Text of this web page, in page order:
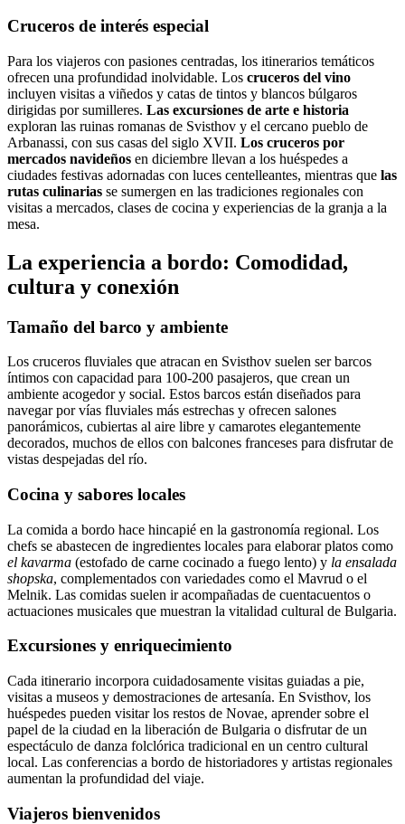
Cruceros de interés especial
Para los viajeros con pasiones centradas, los itinerarios temáticos
ofrecen una profundidad inolvidable. Los cruceros del vino
incluyen visitas a viñedos y catas de tintos y blancos búlgaros
dirigidas por sumilleres. Las excursiones de arte e historia
exploran las ruinas romanas de Svisthov y el cercano pueblo de
Arbanassi, con sus casas del siglo XVII. Los cruceros por
mercados navideños en diciembre llevan a los huéspedes a
ciudades festivas adornadas con luces centelleantes, mientras que las
rutas culinarias se sumergen en las tradiciones regionales con
visitas a mercados, clases de cocina y experiencias de la granja a la
mesa.
La experiencia a bordo: Comodidad,
cultura y conexión
Tamaño del barco y ambiente
Los cruceros fluviales que atracan en Svisthov suelen ser barcos
íntimos con capacidad para 100-200 pasajeros, que crean un
ambiente acogedor y social. Estos barcos están diseñados para
navegar por vías fluviales más estrechas y ofrecen salones
panorámicos, cubiertas al aire libre y camarotes elegantemente
decorados, muchos de ellos con balcones franceses para disfrutar de
vistas despejadas del río.
Cocina y sabores locales
La comida a bordo hace hincapié en la gastronomía regional. Los
chefs se abastecen de ingredientes locales para elaborar platos como
el kavarma (estofado de carne cocinado a fuego lento) y la ensalada
shopska, complementados con variedades como el Mavrud o el
Melnik. Las comidas suelen ir acompañadas de cuentacuentos o
actuaciones musicales que muestran la vitalidad cultural de Bulgaria.
Excursiones y enriquecimiento
Cada itinerario incorpora cuidadosamente visitas guiadas a pie,
visitas a museos y demostraciones de artesanía. En Svisthov, los
huéspedes pueden visitar los restos de Novae, aprender sobre el
papel de la ciudad en la liberación de Bulgaria o disfrutar de un
espectáculo de danza folclórica tradicional en un centro cultural
local. Las conferencias a bordo de historiadores y artistas regionales
aumentan la profundidad del viaje.
Viajeros bienvenidos